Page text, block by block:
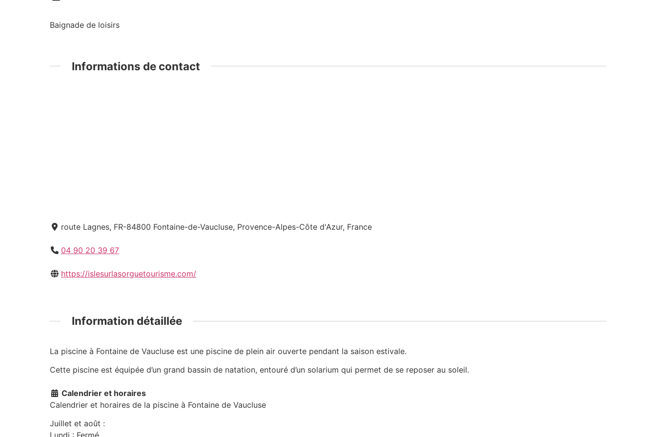
Baignade de loisirs
Informations de contact
route Lagnes, FR-84800 Fontaine-de-Vaucluse, Provence-Alpes-Côte d'Azur, France
04 90 20 39 67
https://islesurlasorguetourisme.com/
Information détaillée
La piscine à Fontaine de Vaucluse est une piscine de plein air ouverte pendant la saison estivale.
Cette piscine est équipée d’un grand bassin de natation, entouré d’un solarium qui permet de se reposer au soleil.
Calendrier et horaires
Calendrier et horaires de la piscine à Fontaine de Vaucluse
Juillet et août :